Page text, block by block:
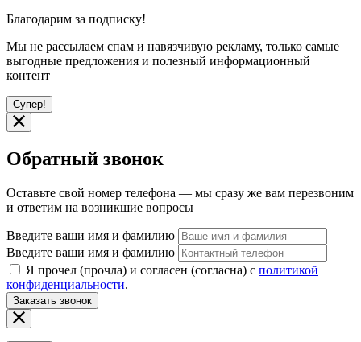
Благодарим за подписку!
Мы не рассылаем спам и навязчивую рекламу, только самые
выгодные предложения и полезный информационный
контент
Супер!
Обратный звонок
Оставьте свой номер телефона — мы сразу же вам перезвоним
и ответим на возникшие вопросы
Введите ваши имя и фамилию
Введите ваши имя и фамилию
Я прочел (прочла) и согласен (согласна) с политикой
конфиденциальности.
Заказать звонок